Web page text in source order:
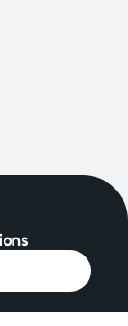
sur
cet article sur